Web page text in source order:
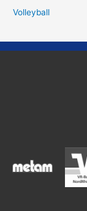
Volleyball